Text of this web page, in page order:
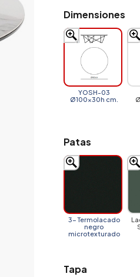
Dimensiones
YOSH-03
Ø100x30h cm.
Patas
3- Termolacado
negro
microtexturado
Tapa